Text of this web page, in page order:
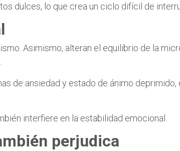
dulces, lo que crea un ciclo difícil de
Asimismo, alteran el equilibrio de la
de ansiedad y estado de ánimo
interfiere en la estabilidad emocional.
perjudica